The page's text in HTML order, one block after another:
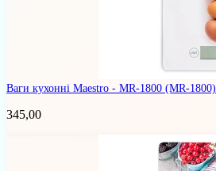
Ваги кухонні Maestro - MR-1800 (MR-1800)
345,00